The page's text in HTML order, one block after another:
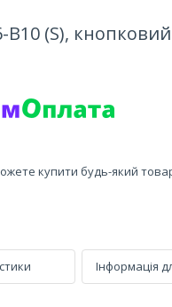
B10 (S),
купити будь-який
Інформація